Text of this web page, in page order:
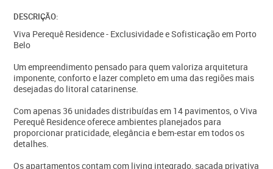
DESCRIÇÃO:
Viva Perequê Residence - Exclusividade e Sofisticação em Porto
Belo
Um empreendimento pensado para quem valoriza arquitetura
imponente, conforto e lazer completo em uma das regiões mais
desejadas do litoral catarinense.
Com apenas 36 unidades distribuídas em 14 pavimentos, o Viva
Perequê Residence oferece ambientes planejados para
proporcionar praticidade, elegância e bem-estar em todos os
detalhes.
Os apartamentos contam com living integrado, sacada privativa